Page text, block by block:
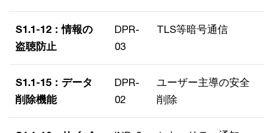
S1.1-12：情報の
盗聴防止
DPR-
03
TLS等暗号通信
S1.1-15：データ
削除機能
DPR-
02
ユーザー主導の安全
削除